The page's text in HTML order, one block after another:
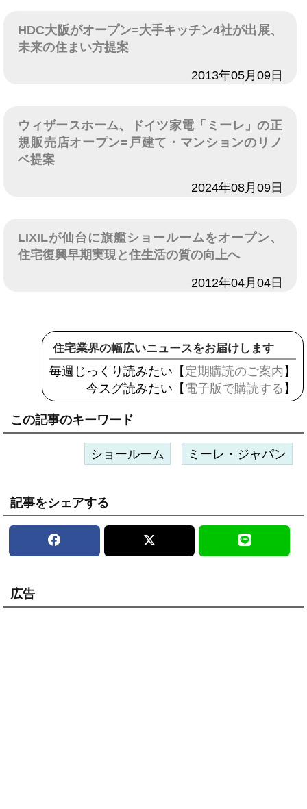
HDC大阪がオープン=大手キッチン4社が出展、
未来の住まい方提案
2013年05月09日
ウィザースホーム、ドイツ家電「ミーレ」の正
規販売店オープン=戸建て・マンションのリノ
ベ提案
2024年08月09日
LIXILが仙台に旗艦ショールームをオープン、
住宅復興早期実現と住生活の質の向上へ
2012年04月04日
住宅業界の幅広いニュースをお届けします
毎週じっくり読みたい【 定期購読のご案内 】
今スグ読みたい【 電子版で購読する 】
この記事のキーワード
ショールーム ミーレ・ジャパン
記事をシェアする
広告